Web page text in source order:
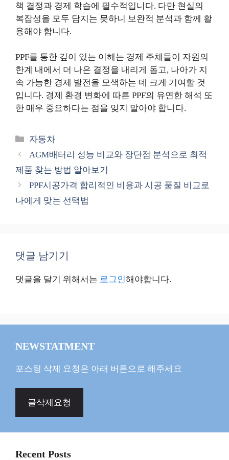
책 결정과 경제 학습에 필수적입니다. 다만 현실의
복잡성을 모두 담지는 못하니 보완적 분석과 함께 활
용해야 합니다.
PPF를 통한 깊이 있는 이해는 경제 주체들이 자원의
한계 내에서 더 나은 결정을 내리게 돕고, 나아가 지
속 가능한 경제 발전을 모색하는 데 크게 기여할 것
입니다. 경제 환경 변화에 따른 PPF의 유연한 해석 또
한 매우 중요하다는 점을 잊지 말아야 합니다.
카
테
리
자동차
AGM배터리 성능 비교와 장단점 분석으로 최적
제품 찾는 방법 알아보기
PPF시공가격 합리적인 비용과 시공 품질 비교로
나에게 맞는 선택법
댓글 남기기
댓글을 달기 위해서는 로그인해야합니다.
NEWSTATMENT
포스팅 삭제 요청은 아래 버튼으로 해주세요
글삭제요청
Recent Posts